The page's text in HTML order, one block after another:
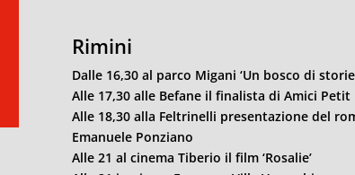
Rimini
Dalle 16,30 al parco Migani ‘Un bosco di
Alle 17,30 alle Befane il finalista di Amici
Alle 18,30 alla Feltrinelli presentazione del
Emanuele Ponziano
Alle 21 al cinema Tiberio il film ‘Rosalie’